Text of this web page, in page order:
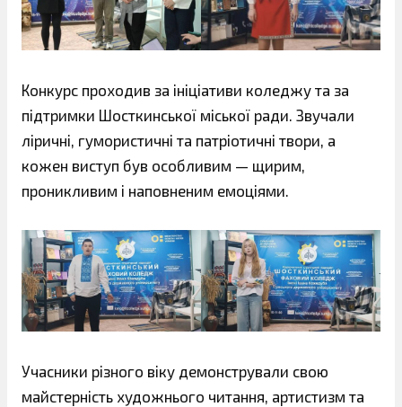
Конкурс проходив за ініціативи коледжу та за
підтримки Шосткинської міської ради. Звучали
ліричні, гумористичні та патріотичні твори, а
кожен виступ був особливим — щирим,
проникливим і наповненим емоціями.
Учасники різного віку демонстрували свою
майстерність художнього читання, артистизм та